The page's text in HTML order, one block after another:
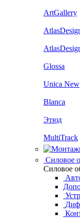
ArtGallery
Glossa
Unica New
Blanca
Этюд
MultiTrack
Силовое
Силовое